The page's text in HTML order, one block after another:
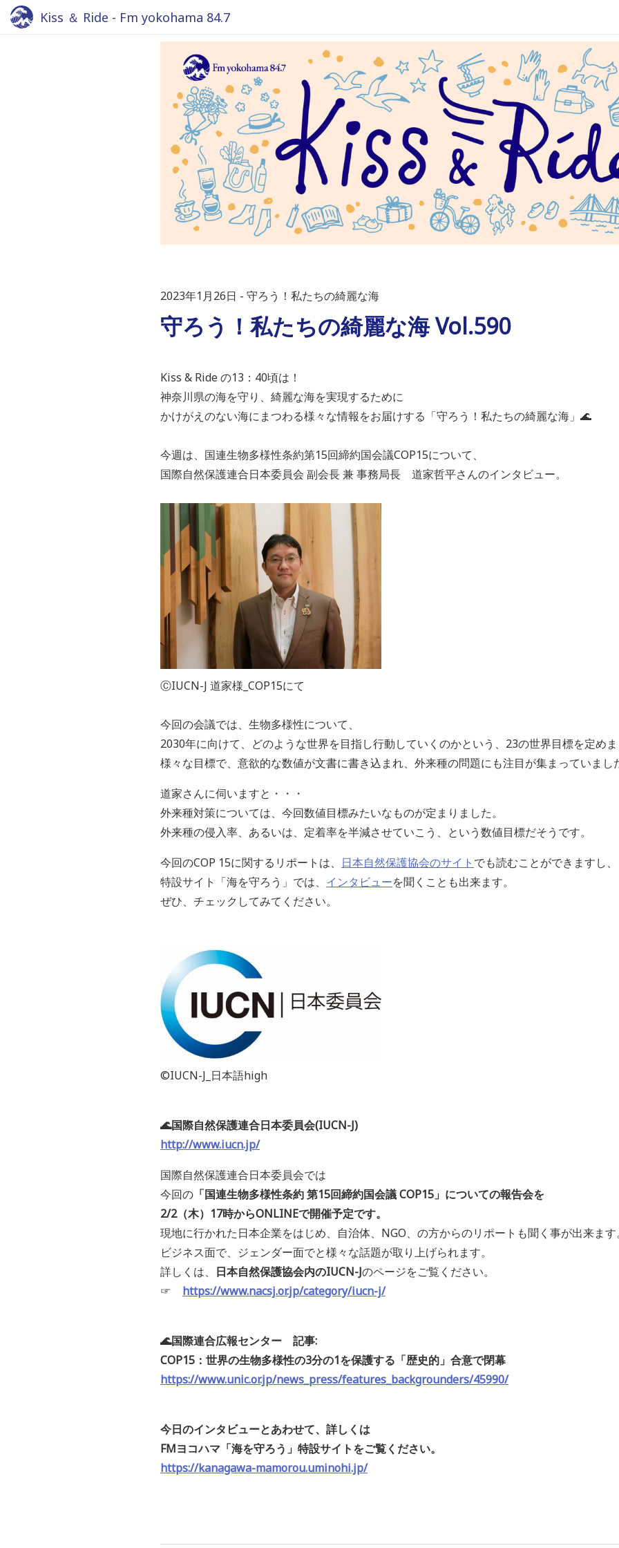
Kiss ＆ Ride - Fm yokohama 84.7
2023年1月26日 守ろう！私たちの綺麗な海
守ろう！私たちの綺麗な海 Vol.590
Kiss & Ride の13：40頃は！
神奈川県の海を守り、綺麗な海を実現するために
かけがえのない海にまつわる様々な情報をお届けする「守ろう！私たちの綺麗な海」🌊
今週は、国連生物多様性条約第15回締約国会議COP15について、
国際自然保護連合日本委員会 副会長 兼 事務局長 道家哲平さんのインタビュー。
ⒸIUCN-J 道家様_COP15にて
今回の会議では、生物多様性について、
2030年に向けて、どのような世界を目指し行動していくのかという、23の世界目標を定めま
様々な目標で、意欲的な数値が文書に書き込まれ、外来種の問題にも注目が集まっていまし
道家さんに伺いますと・・・
外来種対策については、今回数値目標みたいなものが定まりました。
外来種の侵入率、あるいは、定着率を半減させていこう、という数値目標だそうです。
今回のCOP 15に関するリポートは、 日本自然保護協会のサイト でも読むことができますし、
特設サイト「海を守ろう」では、 インタビューを聞くことも出来ます。
ぜひ、チェックしてみてください。
©IUCN-J_日本語high
🌊国際自然保護連合日本委員会(IUCN-J)
http://www.iucn.jp/
国際自然保護連合日本委員会では
今回の 「国連生物多様性条約 第15回締約国会議 COP15」についての報告会を
2/2（木）17時からONLINEで開催予定です。
現地に行かれた日本企業をはじめ、自治体、NGO、の方からのリポートも聞く事が出来ます。
ビジネス面で、ジェンダー面でと様々な話題が取り上げられます。
詳しくは、 日本自然保護協会内のIUCN-Jのページをご覧ください。
☞ https://www.nacsj.or.jp/category/iucn-j/
🌊国際連合広報センター 記事:
COP15：世界の生物多様性の3分の1を保護する「歴史的」合意で閉幕
https://www.unic.or.jp/news_press/features_backgrounders/45990/
今日のインタビューとあわせて、詳しくは
FMヨコハマ「海を守ろう」特設サイトをご覧ください。
https://kanagawa-mamorou.uminohi.jp/